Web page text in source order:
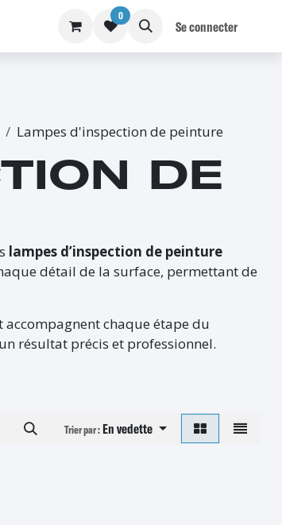
0
Se connecter
Lampes d'inspection de peinture
DE
lampes d’inspection de peinture
détail de la surface, permettant de
accompagnent chaque étape du
résultat précis et professionnel.
Trier par :En vedette